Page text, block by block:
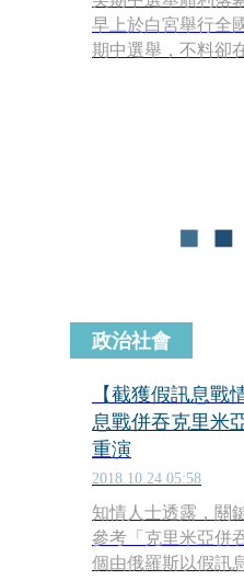
早上於白宮舉行全
期中選舉，不料卻
政治社會
【截獲假訊息戰
息戰併吞克里米
重演
2018.10.24 05:58
知情人士透露，關
參考「克里米亞併
個由俄羅斯以假訊